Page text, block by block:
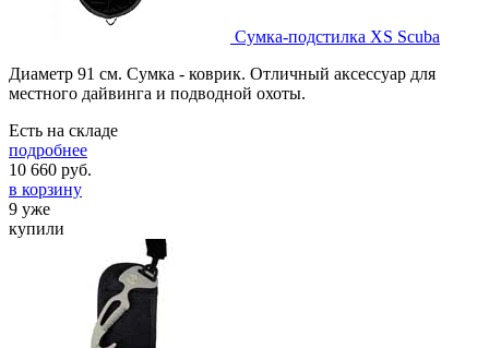
Сумка-подстилка XS Scuba
Диаметр 91 см. Сумка - коврик. Отличный аксессуар для
местного дайвинга и подводной охоты.
Есть на складе
подробнее
10 660 руб.
в корзину
9 уже
купили